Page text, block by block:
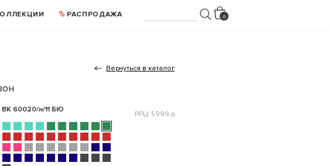
РАСПРОДАЖА
Вернуться в каталог
ВК 60020/н/11 БЮ
РРЦ: 5999 р.